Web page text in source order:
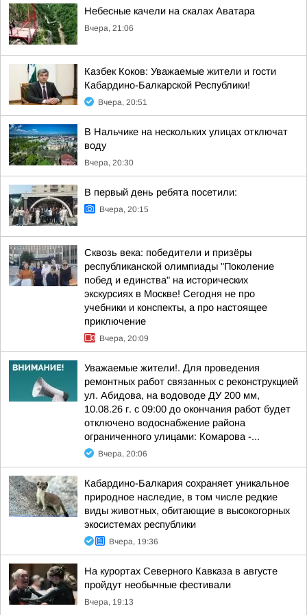
Небесные качели на скалах Аватара
Вчера, 21:06
Казбек Коков: Уважаемые жители и гости
Кабардино-Балкарской Республики!
Вчера, 20:51
В Нальчике на нескольких улицах отключат
воду
Вчера, 20:30
В первый день ребята посетили:
Вчера, 20:15
Сквозь века: победители и призёры
республиканской олимпиады "Поколение
побед и единства" на исторических
экскурсиях в Москве! Сегодня не про
учебники и конспекты, а про настоящее
приключение
Вчера, 20:09
Уважаемые жители!. Для проведения
ремонтных работ связанных с реконструкцией
ул. Абидова, на водоводе ДУ 200 мм,
10.08.26 г. с 09:00 до окончания работ будет
отключено водоснабжение района
ограниченного улицами: Комарова -...
Вчера, 20:06
Кабардино-Балкария сохраняет уникальное
природное наследие, в том числе редкие
виды животных, обитающие в высокогорных
экосистемах республики
Вчера, 19:36
На курортах Северного Кавказа в августе
пройдут необычные фестивали
Вчера, 19:13